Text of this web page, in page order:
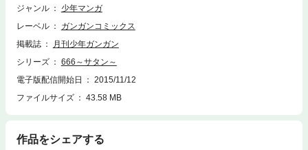
ジャンル
少年マンガ
レーベル
ガンガンコミックス
掲載誌
月刊少年ガンガン
シリーズ
666～サタン～
電子版配信開始日
2015/11/12
ファイルサイズ
43.58 MB
作品をシェアする